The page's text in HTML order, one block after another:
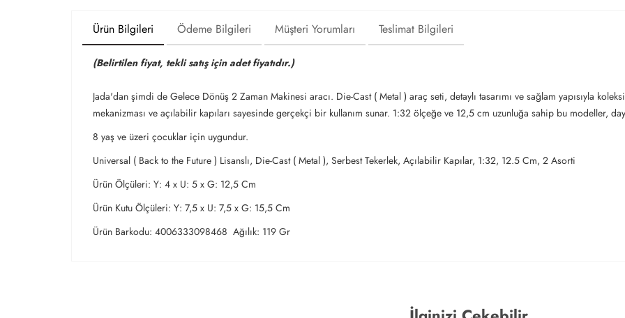
Ürün Bilgileri Ödeme Bilgileri Müşteri Yorumları Teslimat Bilgileri
(Belirtilen fiyat, tekli satış için adet fiyatıdır.)
Jada'dan şimdi de Gelece Dönüş 2 Zaman Makinesi aracı. Die-Cast ( Metal ) araç seti, detaylı tasarımı ve sağlam yapısıyla
mekanizması ve açılabilir kapıları sayesinde gerçekçi bir kullanım sunar. 1:32 ölçeğe ve 12,5 cm uzunluğa sahip bu modeller,
8 yaş ve üzeri çocuklar için uygundur.
Universal ( Back to the Future ) Lisanslı, Die-Cast ( Metal ), Serbest Tekerlek, Açılabilir Kapılar, 1:32, 12.5 Cm, 2 Asorti
Ürün Ölçüleri: Y: 4 x U: 5 x G: 12,5 Cm
Ürün Kutu Ölçüleri: Y: 7,5 x U: 7,5 x G: 15,5 Cm
Ürün Barkodu: 4006333098468 Ağılık: 119 Gr